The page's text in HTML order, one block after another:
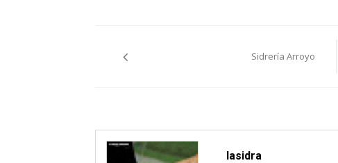
pelos
Sidrería Arroyo
lasidra